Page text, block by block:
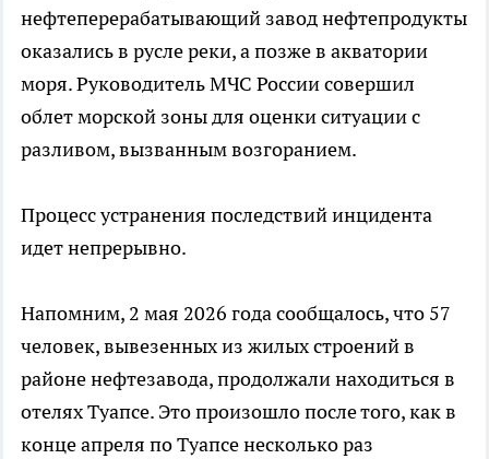
нефтеперерабатывающий завод нефтепродукты
оказались в русле реки, а позже в акватории
моря. Руководитель МЧС России совершил
облет морской зоны для оценки ситуации с
разливом, вызванным возгоранием.
Процесс устранения последствий инцидента
идет непрерывно.
Напомним, 2 мая 2026 года сообщалось, что 57
человек, вывезенных из жилых строений в
районе нефтезавода, продолжали находиться в
отелях Туапсе. Это произошло после того, как в
конце апреля по Туапсе несколько раз